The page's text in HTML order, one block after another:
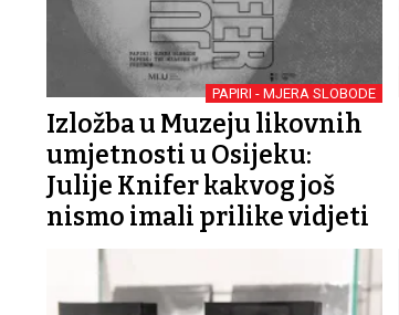
PAPIRI - MJERA SLOBODE
Izložba u Muzeju likovnih
umjetnosti u Osijeku:
Julije Knifer kakvog još
nismo imali prilike vidjeti